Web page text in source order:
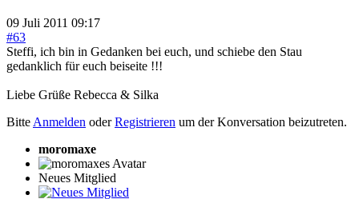
09 Juli 2011 09:17
#63
Steffi, ich bin in Gedanken bei euch, und schiebe den Stau
gedanklich für euch beiseite !!!
Liebe Grüße Rebecca & Silka
BitteAnmelden oderRegistrieren um der Konversation beizutreten.
moromaxe
Neues Mitglied